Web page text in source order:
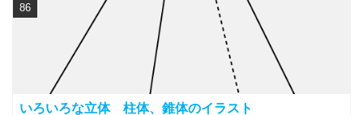
いろいろな立体 柱体、錐体のイラスト
86